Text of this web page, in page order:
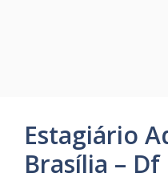
Estagiário
Brasília – Df